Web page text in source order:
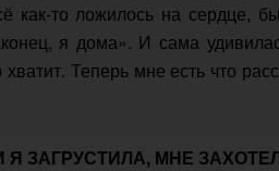
как-то ложилось на сердце,
я дома». И сама
Теперь мне есть что
Я ЗАГРУСТИЛА, МНЕ